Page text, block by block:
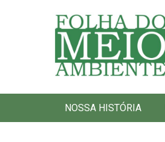
Folha do Meio Ambiente
NOSSA HISTÓRIA